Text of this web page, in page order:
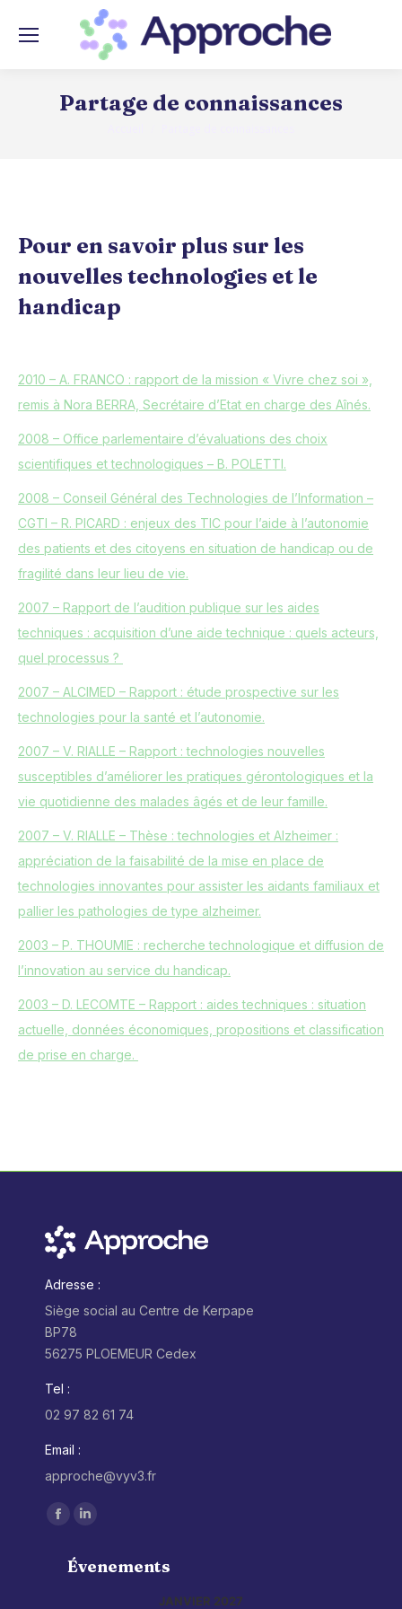
Partage de connaissances
Pour en savoir plus sur les
nouvelles technologies et le
handicap
2010 – A. FRANCO : rapport de la mission « Vivre chez soi »,
remis à Nora BERRA, Secrétaire d’Etat en charge des Aînés.
2008 – Office parlementaire d’évaluations des choix
scientifiques et technologiques – B. POLETTI.
2008 – Conseil Général des Technologies de l’Information –
CGTI – R. PICARD : enjeux des TIC pour l’aide à l’autonomie
des patients et des citoyens en situation de handicap ou de
fragilité dans leur lieu de vie.
2007 – Rapport de l’audition publique sur les aides
techniques : acquisition d’une aide technique : quels acteurs,
quel processus ?
2007 – ALCIMED – Rapport : étude prospective sur les
technologies pour la santé et l’autonomie.
2007 – V. RIALLE – Rapport : technologies nouvelles
susceptibles d’améliorer les pratiques gérontologiques et la
vie quotidienne des malades âgés et de leur famille.
2007 – V. RIALLE – Thèse : technologies et Alzheimer :
appréciation de la faisabilité de la mise en place de
technologies innovantes pour assister les aidants familiaux et
pallier les pathologies de type alzheimer.
2003 – P. THOUMIE : recherche technologique et diffusion de
l’innovation au service du handicap.
2003 – D. LECOMTE – Rapport : aides techniques : situation
actuelle, données économiques, propositions et classification
de prise en charge.
Adresse :
Siège social au Centre de Kerpape
BP78
56275 PLOEMEUR Cedex
Tel :
02 97 82 61 74
Email :
approche@vyv3.fr
Trouvez nous sur :
Facebook
opensopens
Évenements
JANVIER 2027